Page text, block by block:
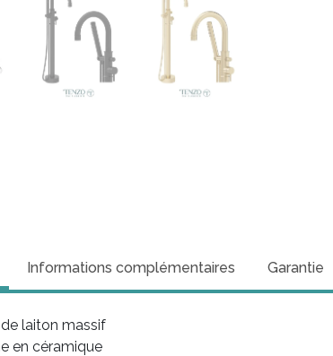
Informations complémentaires Garantie
laiton massif
en céramique